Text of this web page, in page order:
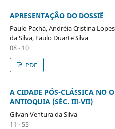
APRESENTAÇÃO DO DOSSIÊ
Paulo Pachá, Andréia Cristina
da Silva, Paulo Duarte Silva
08 - 10
PDF
A CIDADE PÓS-CLÁSSICA NO
ANTIOQUIA (SÉC. III-VII)
Gilvan Ventura da Silva
11 - 55